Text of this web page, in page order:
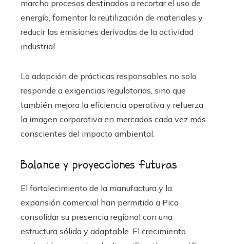
marcha procesos destinados a recortar el uso de
energía, fomentar la reutilización de materiales y
reducir las emisiones derivadas de la actividad
industrial.
La adopción de prácticas responsables no solo
responde a exigencias regulatorias, sino que
también mejora la eficiencia operativa y refuerza
la imagen corporativa en mercados cada vez más
conscientes del impacto ambiental.
Balance y proyecciones futuras
El fortalecimiento de la manufactura y la
expansión comercial han permitido a Pica
consolidar su presencia regional con una
estructura sólida y adaptable. El crecimiento